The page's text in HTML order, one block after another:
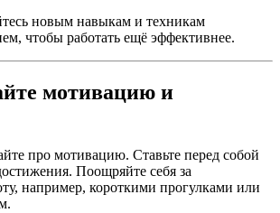
новым навыкам и техникам
чтобы работать ещё эффективнее.
мотивацию и
про мотивацию. Ставьте перед собой
Поощряйте себя за
например, короткими прогулками или